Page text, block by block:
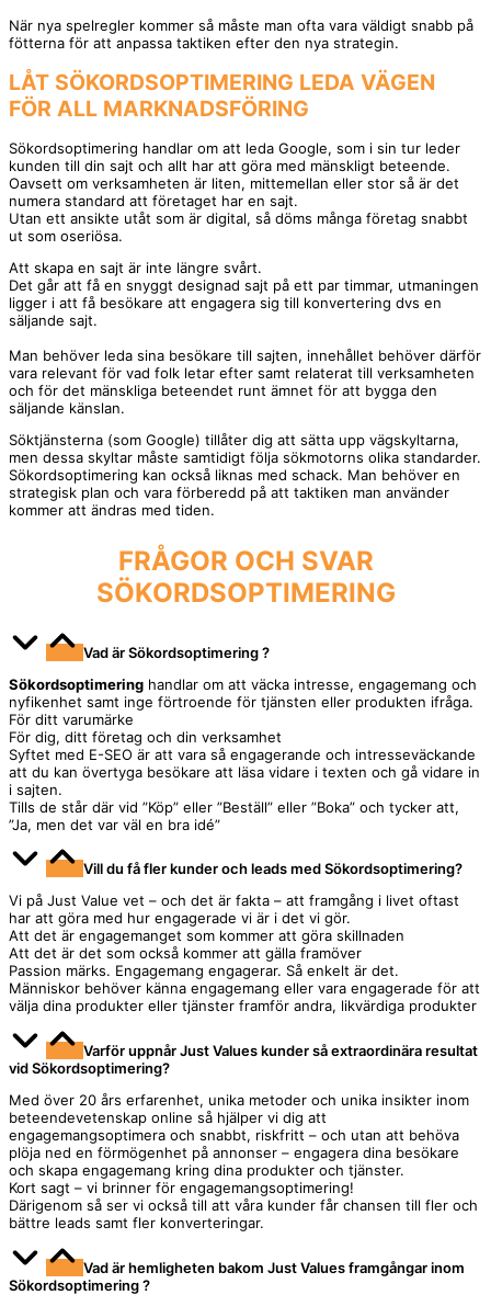
När nya spelregler kommer så måste man ofta vara väldigt snabb på
fötterna för att anpassa taktiken efter den nya strategin.
LÅT SÖKORDSOPTIMERING LEDA VÄGEN
FÖR ALL MARKNADSFÖRING
Sökordsoptimering handlar om att leda Google, som i sin tur leder
kunden till din sajt och allt har att göra med mänskligt beteende.
Oavsett om verksamheten är liten, mittemellan eller stor så är det
numera standard att företaget har en sajt.
Utan ett ansikte utåt som är digital, så döms många företag snabbt
ut som oseriösa.
Att skapa en sajt är inte längre svårt.
Det går att få en snyggt designad sajt på ett par timmar, utmaningen
ligger i att få besökare att engagera sig till konvertering dvs en
säljande sajt.
Man behöver leda sina besökare till sajten, innehållet behöver därför
vara relevant för vad folk letar efter samt relaterat till verksamheten
och för det mänskliga beteendet runt ämnet för att bygga den
säljande känslan.
Söktjänsterna (som Google) tillåter dig att sätta upp vägskyltarna,
men dessa skyltar måste samtidigt följa sökmotorns olika standarder.
Sökordsoptimering kan också liknas med schack. Man behöver en
strategisk plan och vara förberedd på att taktiken man använder
kommer att ändras med tiden.
FRÅGOR OCH SVAR
SÖKORDSOPTIMERING
Vad är Sökordsoptimering ?
Sökordsoptimering handlar om att väcka intresse, engagemang och
nyfikenhet samt inge förtroende för tjänsten eller produkten ifråga.
För ditt varumärke
För dig, ditt företag och din verksamhet
Syftet med E-SEO är att vara så engagerande och intresseväckande
att du kan övertyga besökare att läsa vidare i texten och gå vidare in
i sajten.
Tills de står där vid ”Köp” eller ”Beställ” eller ”Boka” och tycker att,
”Ja, men det var väl en bra idé”
Vill du få fler kunder och leads med Sökordsoptimering?
Vi på Just Value vet – och det är fakta – att framgång i livet oftast
har att göra med hur engagerade vi är i det vi gör.
Att det är engagemanget som kommer att göra skillnaden
Att det är det som också kommer att gälla framöver
Passion märks. Engagemang engagerar. Så enkelt är det.
Människor behöver känna engagemang eller vara engagerade för att
välja dina produkter eller tjänster framför andra, likvärdiga produkter
Varför uppnår Just Values kunder så extraordinära resultat
vid Sökordsoptimering?
Med över 20 års erfarenhet, unika metoder och unika insikter inom
beteendevetenskap online så hjälper vi dig att
engagemangsoptimera och snabbt, riskfritt – och utan att behöva
plöja ned en förmögenhet på annonser – engagera dina besökare
och skapa engagemang kring dina produkter och tjänster.
Kort sagt – vi brinner för engagemangsoptimering!
Därigenom så ser vi också till att våra kunder får chansen till fler och
bättre leads samt fler konverteringar.
Vad är hemligheten bakom Just Values framgångar inom
Sökordsoptimering ?